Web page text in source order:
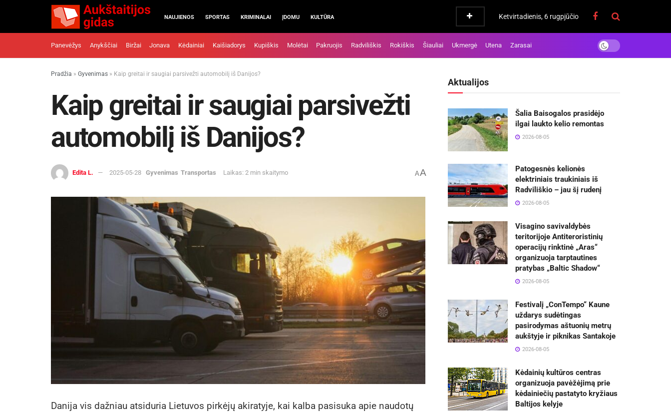
NAUJIENOS SPORTAS KRIMINALAI ĮDOMU KULTŪRA Ketvirtadienis, 6 rugpjūčio
Panevėžys Anykščiai Biržai Jonava Kėdainiai Kaišiadorys Kupiškis Molėtai Pakruojis Radviliškis Rokiškis Šiauliai Ukmergė Utena Zarasai
Pradžia » Gyvenimas » Kaip greitai ir saugiai parsivežti automobilį iš Danijos?
Kaip greitai ir saugiai parsivežti
automobilį iš Danijos?
Edita L. 2025-05-28 Gyvenimas Transportas Laikas: 2 min skaitymo AA
Danija vis dažniau atsiduria Lietuvos pirkėjų akiratyje, kai kalba pasisuka apie naudotų
Aktualijos
Šalia Baisogalos prasidėjo
ilgai laukto kelio remontas
2026-08-05
Patogesnės kelionės
elektriniais traukiniais iš
Radviliškio – jau šį rudenį
2026-08-05
Visagino savivaldybės
teritorijoje Antiteroristinių
operacijų rinktinė „Aras“
organizuoja tarptautines
pratybas „Baltic Shadow“
2026-08-05
Festivalį „ConTempo“ Kaune
uždarys sudėtingas
pasirodymas aštuonių metrų
aukštyje ir piknikas Santakoje
2026-08-05
Kėdainių kultūros centras
organizuoja pavėžėjimą prie
kėdainiečių pastatyto kryžiaus
Baltijos kelyje